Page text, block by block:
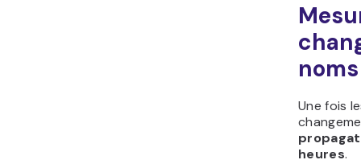
noms
Une fois
heures.